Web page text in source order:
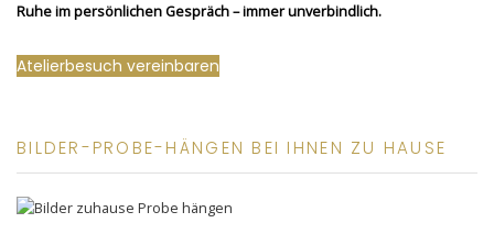
Ruhe im persönlichen Gespräch – immer unverbindlich.
Atelierbesuch vereinbaren
BILDER-PROBE-HÄNGEN BEI IHNEN ZU HAUSE